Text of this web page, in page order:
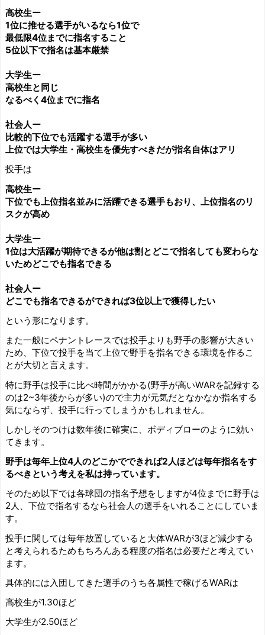
高校生ー
1位に推せる選手がいるなら1位で
最低限4位までに指名すること
5位以下で指名は基本厳禁
大学生ー
高校生と同じ
なるべく4位までに指名
社会人ー
比較的下位でも活躍する選手が多い
上位では大学生・高校生を優先すべきだが指名自体はアリ
投手は
高校生ー
下位でも上位指名並みに活躍できる選手もおり、上位指名のリ
スクが高め
大学生ー
1位は大活躍が期待できるが他は割とどこで指名しても変わらな
いためどこでも指名できる
社会人ー
どこでも指名できるができれば3位以上で獲得したい
という形になります。
また一般にペナントレースでは投手よりも野手の影響が大きい
ため、下位で投手を当て上位で野手を指名できる環境を作るこ
とが大切と言えます。
特に野手は投手に比べ時間がかかる(野手が高いWARを記録する
のは2~3年後からが多い)ので主力が元気だとなかなか指名する
気にならず、投手に行ってしまうかもしれません。
しかしそのつけは数年後に確実に、ボディブローのように効い
てきます。
野手は毎年上位4人のどこかでできれば2人ほどは毎年指名をす
るべきという考えを私は持っています。
そのため以下では各球団の指名予想をしますが4位までに野手は
2人、下位で指名するなら社会人の選手をいれることにしていま
す。
投手に関しては毎年放置していると大体WARが3ほど減少する
と考えられるためもちろんある程度の指名は必要だと考えてい
ます。
具体的には入団してきた選手のうち各属性で稼げるWARは
高校生が1.30ほど
大学生が2.50ほど